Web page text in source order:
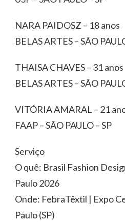
NARA PAIDOSZ – 18 anos
BELAS ARTES – SÃO
THAISA CHAVES – 31 anos
BELAS ARTES – SÃO
VITÓRIA AMARAL – 21
FAAP – SÃO PAULO – SP
Serviço
O quê: Brasil Fashion
Paulo 2026
Onde: FebraTêxtil | Expo
Paulo (SP)